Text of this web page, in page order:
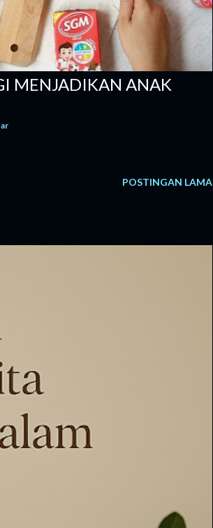
MENJADIKAN ANAK
POSTINGAN LAMA